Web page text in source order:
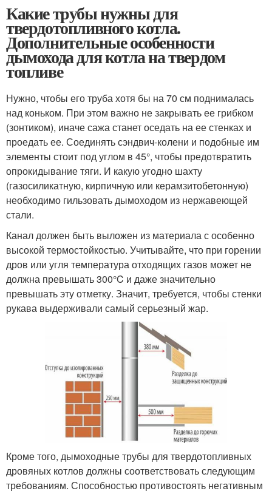
Какие трубы нужны для
твердотопливного котла.
Дополнительные особенности
дымохода для котла на твердом
топливе
Нужно, чтобы его труба хотя бы на 70 см поднималась
над коньком. При этом важно не закрывать ее грибком
(зонтиком), иначе сажа станет оседать на ее стенках и
проедать ее. Соединять сэндвич-колени и подобные им
элементы стоит под углом в 45°, чтобы предотвратить
опрокидывание тяги. И какую угодно шахту
(газосиликатную, кирпичную или керамзитобетонную)
необходимо гильзовать дымоходом из нержавеющей
стали.
Канал должен быть выложен из материала с особенно
высокой термостойкостью. Учитывайте, что при горении
дров или угля температура отходящих газов может не
должна превышать 300°C и даже значительно
превышать эту отметку. Значит, требуется, чтобы стенки
рукава выдерживали самый серьезный жар.
Кроме того, дымоходные трубы для твердотопливных
дровяных котлов должны соответствовать следующим
требованиям. Способностью противостоять негативным